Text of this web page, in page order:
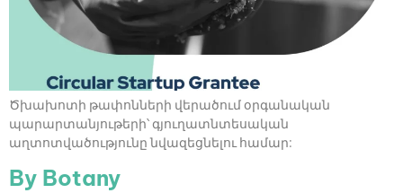
Ծխախոտի թափոնների վերածում օրգանական
պարարտանյութերի՝ գյուղատնտեսական
աղտոտվածությունը նվազեցնելու համար:
By Botany